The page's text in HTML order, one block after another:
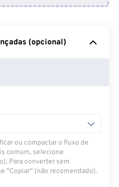
Drive
(opcional)
ou compactar o fluxo de
comum, selecione
Para converter sem
"Copiar" (não recomendado).